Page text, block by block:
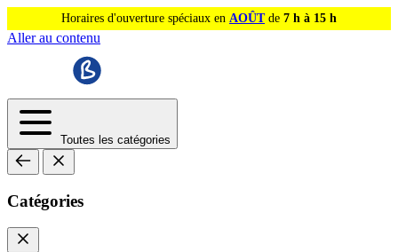
Horaires d'ouverture spéciaux en AOÛTde 7 h à 15 h
Aller au contenu
Toutes les catégories
Catégories